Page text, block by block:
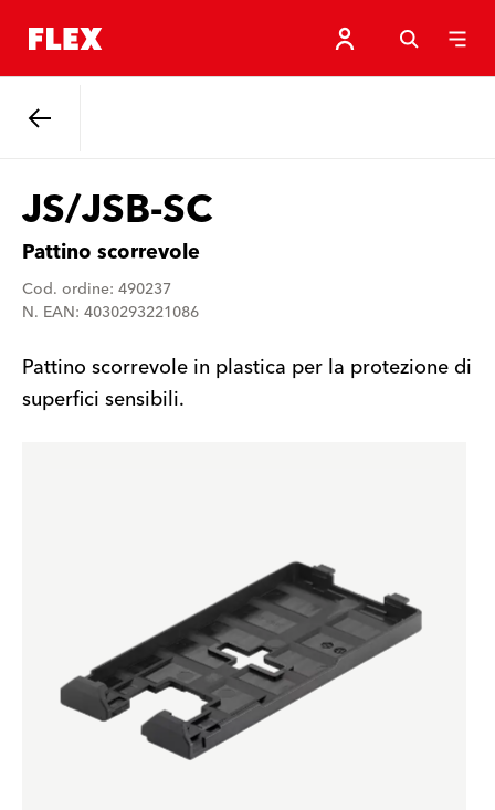
JS/JSB-SC
Pattino scorrevole
Cod. ordine: 490237
N. EAN: 4030293221086
Pattino scorrevole in plastica per la protezione di
superfici sensibili.